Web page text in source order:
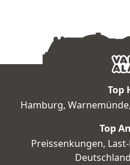
Top
Hamburg, Warnemünde,
Top
Preissenkungen,
Deutschland